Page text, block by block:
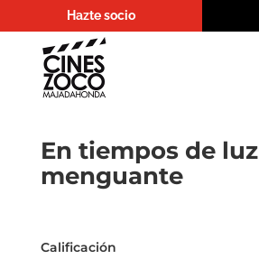
Hazte socio
En tiempos de luz
menguante
Calificación